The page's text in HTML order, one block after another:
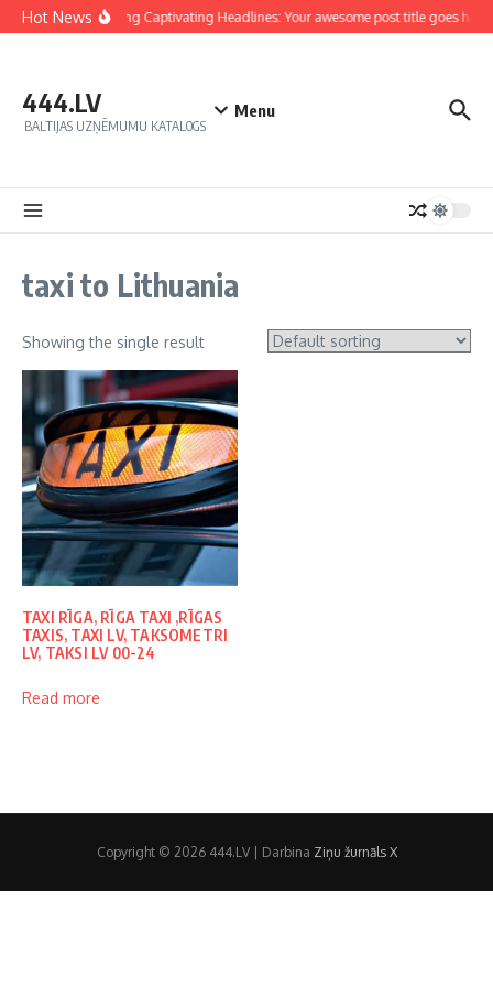
Hot NewsCrafting Captivating Headlines: Your awesome post title goes here
444.LV
BALTIJAS UZŅĒMUMU KATALOGS
Menu
taxi to Lithuania
Showing the single result
TAXI RĪGA, RĪGA TAXI ,RĪGAS
TAXIS, TAXI LV, TAKSOMETRI
LV, TAKSI LV 00-24
Read more
Copyright © 2026 444.LV | Darbina Ziņu žurnāls X